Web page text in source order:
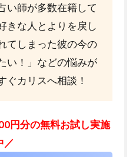
い師が多数在籍して
きな人とよりを戻し
てしまった彼の今の
い！」などの悩みが
ぐカリスへ相談！
円分の無料お試し実施
／